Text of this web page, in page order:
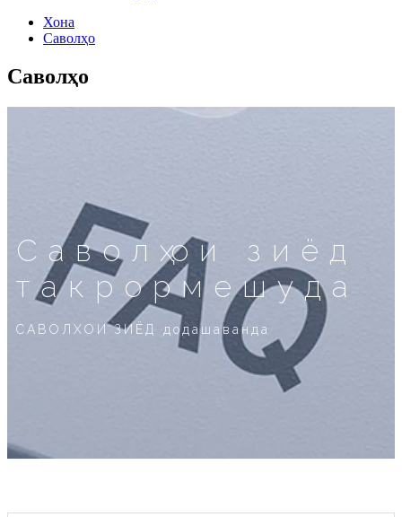
Хона
Саволҳо
Саволҳо
Саволҳои зиёд
такрормешуда
САВОЛХОИ ЗИЁД додашаванда